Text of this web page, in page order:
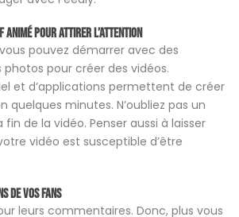
animé pour attirer l’attention
pouvez démarrer avec des
pour créer des vidéos.
et d’applications permettent de créer
quelques minutes. N’oubliez pas un
fin de la vidéo. Penser aussi à laisser
vidéo est susceptible d’être
de vos fans
leurs commentaires. Donc, plus vous